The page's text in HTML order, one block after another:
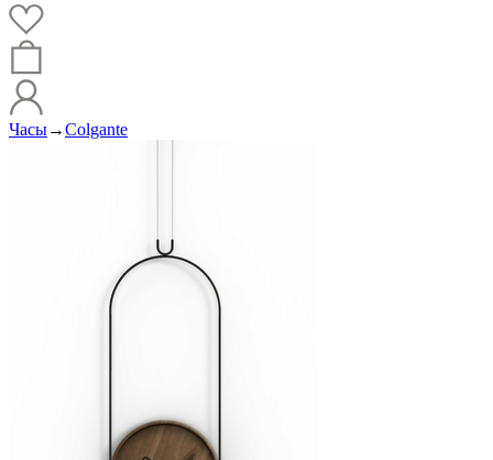
Часы→Colgante